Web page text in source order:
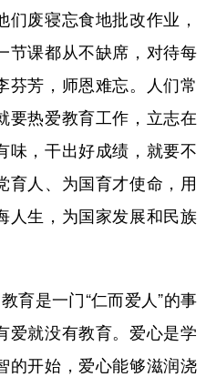
废寝忘食地批改作业，
节课都从不缺席，对待每
芬芳，师恩难忘。人们常
要热爱教育工作，立志在
味，干出好成绩，就要不
育人、为国育才使命，用
人生，为国家发展和民族
是一门“仁而爱人”的事
爱就没有教育。爱心是学
的开始，爱心能够滋润浇